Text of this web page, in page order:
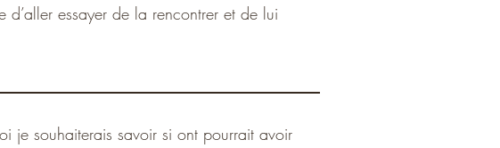
essayer de la rencontrer et de lui
je souhaiterais savoir si ont pourrait avoir